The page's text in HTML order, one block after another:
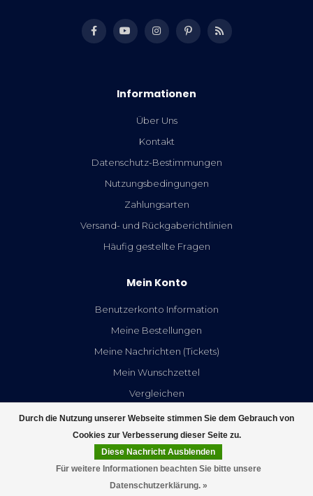
Durch die Nutzung unserer Webseite stimmen Sie dem Gebrauch von
Cookies zur Verbesserung dieser Seite zu.
Diese Nachricht Ausblenden
Für weitere Informationen beachten Sie bitte unsere
Datenschutzerklärung. »
Informationen
Über Uns
Kontakt
Datenschutz-Bestimmungen
Nutzungsbedingungen
Zahlungsarten
Versand- und Rückgaberichtlinien
Häufig gestellte Fragen
Mein Konto
Benutzerkonto Information
Meine Bestellungen
Meine Nachrichten (Tickets)
Mein Wunschzettel
Vergleichen
Alle Produkte